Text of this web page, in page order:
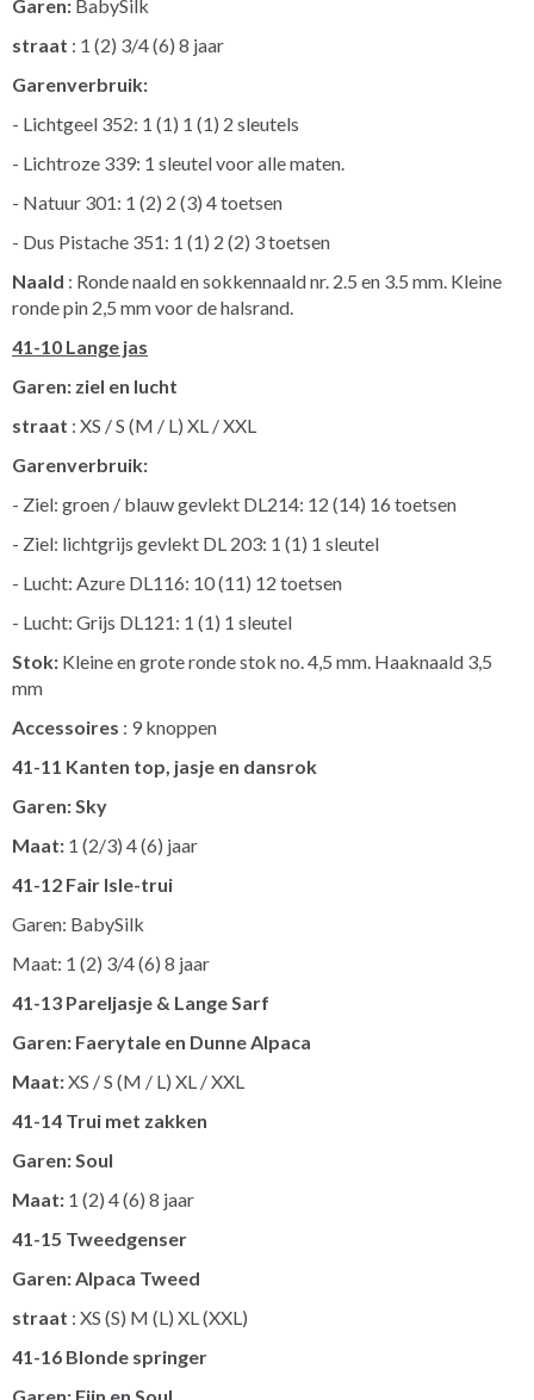
Garen: BabySilk
straat : 1 (2) 3/4 (6) 8 jaar
Garenverbruik:
- Lichtgeel 352: 1 (1) 1 (1) 2 sleutels
- Lichtroze 339: 1 sleutel voor alle maten.
- Natuur 301: 1 (2) 2 (3) 4 toetsen
- Dus Pistache 351: 1 (1) 2 (2) 3 toetsen
Naald : Ronde naald en sokkennaald nr. 2.5 en 3.5 mm. Kleine
ronde pin 2,5 mm voor de halsrand.
41-10 Lange jas
Garen: ziel en lucht
straat : XS / S (M / L) XL / XXL
Garenverbruik:
- Ziel: groen / blauw gevlekt DL214: 12 (14) 16 toetsen
- Ziel: lichtgrijs gevlekt DL 203: 1 (1) 1 sleutel
- Lucht: Azure DL116: 10 (11) 12 toetsen
- Lucht: Grijs DL121: 1 (1) 1 sleutel
Stok: Kleine en grote ronde stok no. 4,5 mm. Haaknaald 3,5
mm
Accessoires : 9 knoppen
41-11 Kanten top, jasje en dansrok
Garen: Sky
Maat: 1 (2/3) 4 (6) jaar
41-12 Fair Isle-trui
Garen: BabySilk
Maat: 1 (2) 3/4 (6) 8 jaar
41-13 Pareljasje & Lange Sarf
Garen: Faerytale en Dunne Alpaca
Maat:XS / S (M / L) XL / XXL
41-14 Trui met zakken
Garen: Soul
Maat: 1 (2) 4 (6) 8 jaar
41-15 Tweedgenser
Garen: Alpaca Tweed
straat : XS (S) M (L) XL (XXL)
41-16 Blonde springer